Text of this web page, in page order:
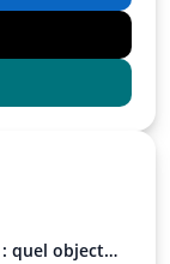
: quel objectif